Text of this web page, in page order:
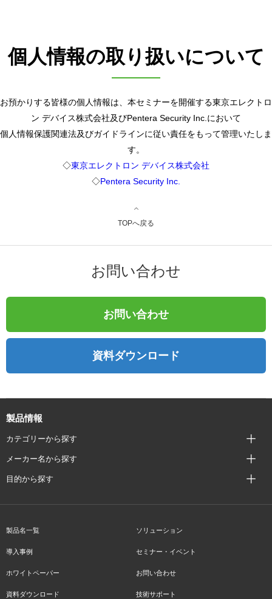
個人情報の取り扱いについて
お預かりする皆様の個人情報は、本セミナーを開催する東京エレクトロ
ン デバイス株式会社及びPentera Security Inc.において
個人情報保護関連法及びガイドラインに従い責任をもって管理いたしま
す。
◇東京エレクトロン デバイス株式会社
◇Pentera Security Inc.
TOPへ戻る
お問い合わせ
お問い合わせ
資料ダウンロード
製品情報
カテゴリーから探す
メーカー名から探す
目的から探す
製品名一覧 ソリューション
導入事例 セミナー・イベント
ホワイトペーパー お問い合わせ
資料ダウンロード 技術サポート